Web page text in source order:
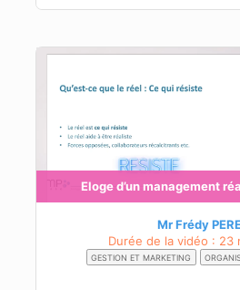
Eloge d’un management
Mr Frédy
Durée de la vidéo : 23
GESTION ET MARKETING